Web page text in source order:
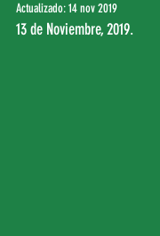
Actualizado:14 nov 2019
13 de Noviembre, 2019.